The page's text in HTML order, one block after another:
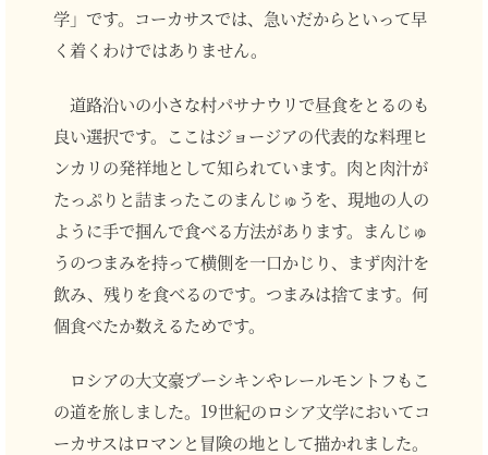
学」です。コーカサスでは、急いだからといって早
く着くわけではありません。
道路沿いの小さな村パサナウリで昼食をとるのも
良い選択です。ここはジョージアの代表的な料理ヒ
ンカリの発祥地として知られています。肉と肉汁が
たっぷりと詰まったこのまんじゅうを、現地の人の
ように手で掴んで食べる方法があります。まんじゅ
うのつまみを持って横側を一口かじり、まず肉汁を
飲み、残りを食べるのです。つまみは捨てます。何
個食べたか数えるためです。
ロシアの大文豪プーシキンやレールモントフもこ
の道を旅しました。19世紀のロシア文学においてコ
ーカサスはロマンと冒険の地として描かれました。